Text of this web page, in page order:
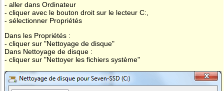
- aller dans Ordinateur
- cliquer avec le bouton droit sur le lecteur C:,
- sélectionner Propriétés
Dans les Propriétés :
- cliquer sur "Nettoyage de disque"
Dans Nettoyage de disque :
- cliquer sur "Nettoyer les fichiers système"